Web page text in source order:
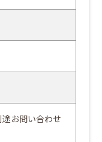
お問い合わせ